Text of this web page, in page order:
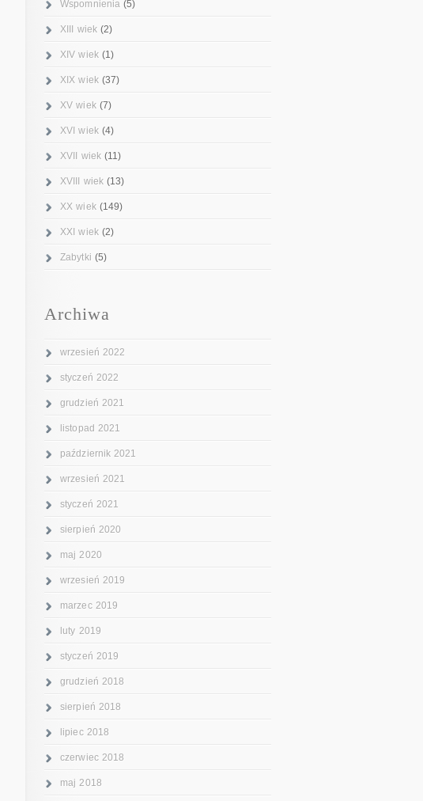
Wspomnienia (5)
XIII wiek(2)
XIV wiek(1)
XIX wiek(37)
XV wiek(7)
XVI wiek(4)
XVII wiek(11)
XVIII wiek (13)
XX wiek(149)
XXI wiek(2)
Zabytki (5)
Archiwa
wrzesień 2022
styczeń 2022
grudzień 2021
listopad 2021
październik 2021
wrzesień 2021
styczeń 2021
sierpień 2020
maj 2020
wrzesień 2019
marzec 2019
luty 2019
styczeń 2019
grudzień 2018
sierpień 2018
lipiec 2018
czerwiec 2018
maj 2018